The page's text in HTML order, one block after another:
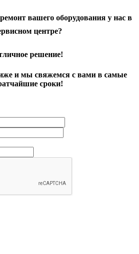
вашего оборудования у нас в
центре?
решение!
и мы свяжемся с вами в самые
сроки!